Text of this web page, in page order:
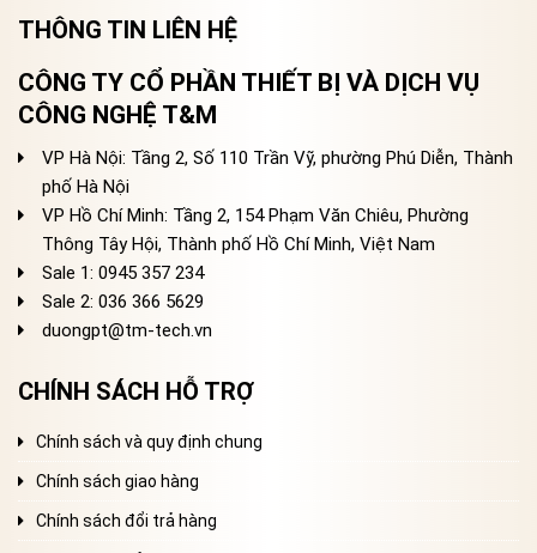
THÔNG TIN LIÊN HỆ
CÔNG TY CỔ PHẦN THIẾT BỊ VÀ DỊCH VỤ
CÔNG NGHỆ T&M
VP Hà Nội: Tầng 2, Số 110 Trần Vỹ, phường Phú Diễn, Thành
phố Hà Nội
VP Hồ Chí Minh: Tầng 2, 154 Phạm Văn Chiêu, Phường
Thông Tây Hội, Thành phố Hồ Chí Minh, Việt Nam
Sale 1: 0945 357 234
Sale 2: 036 366 5629
duongpt@tm-tech.vn
CHÍNH SÁCH HỖ TRỢ
Chính sách và quy định chung
Chính sách giao hàng
Chính sách đổi trả hàng